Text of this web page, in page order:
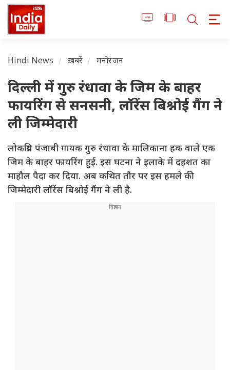
Hindi News ख़बरें मनोरंजन
दिल्ली में गुरु रंधावा के जिम के बाहर
फायरिंग से सनसनी, लॉरेंस बिश्नोई गैंग ने
ली जिम्मेदारी
लोकप्रिय पंजाबी गायक गुरु रंधावा के मालिकाना हक वाले एक
जिम के बाहर फायरिंग हुई. इस घटना ने इलाके में दहशत का
माहौल पैदा कर दिया. अब कथित तौर पर इस हमले की
जिम्मेदारी लॉरेंस बिश्नोई गैंग ने ली है.